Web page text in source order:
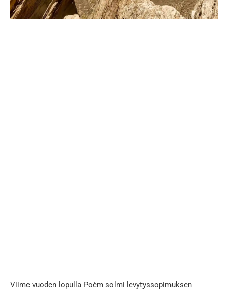
Viime vuoden lopulla Poèm solmi levytyssopimuksen